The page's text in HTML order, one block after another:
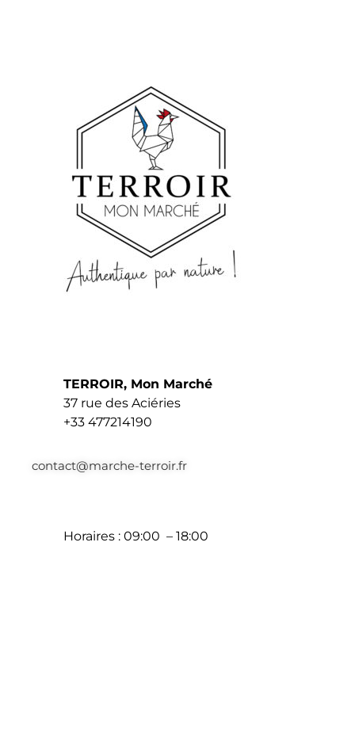
TERROIR, Mon Marché
37 rue des Aciéries
+33 477214190
contact@marche-terroir.fr
Horaires : 09:00 – 18:00